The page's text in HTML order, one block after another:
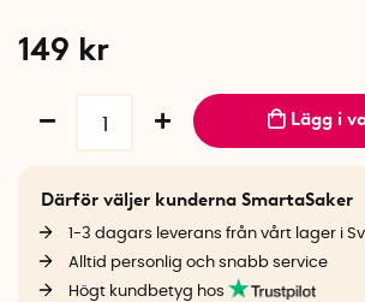
149 kr
Lägg i
Därför väljer kunderna SmartaSaker
1-3 dagars leverans från vårt lager i
Alltid personlig och snabb service
Högt kundbetyg hos